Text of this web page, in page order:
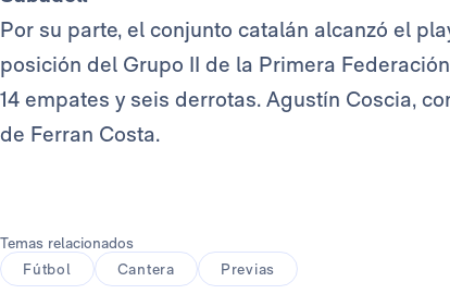
Por su parte, el conjunto catalán alcanzó el
posición del Grupo II de la Primera
14 empates y seis derrotas. Agustín Coscia,
de Ferran Costa.
Temas relacionados
Fútbol
Cantera Previas